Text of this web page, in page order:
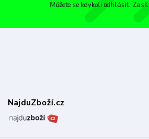
Můžete se kdykoli odhlásit.
NajduZboží.cz